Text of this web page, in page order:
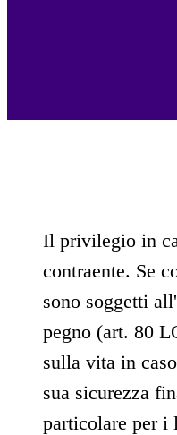
Il privilegio in
contraente. Se
sono soggetti
pegno (art. 80
sulla vita in
sua sicurezza
particolare per i